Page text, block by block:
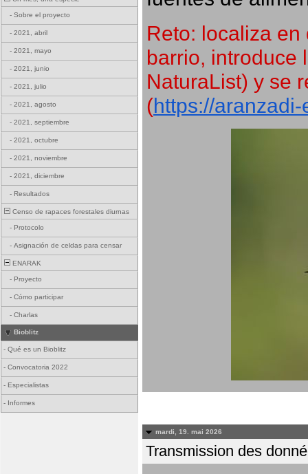
- Sobre el proyecto
- 2021, abril
- 2021, mayo
- 2021, junio
- 2021, julio
- 2021, agosto
- 2021, septiembre
- 2021, octubre
- 2021, noviembre
- 2021, diciembre
- Resultados
Censo de rapaces forestales diurnas
- Protocolo
- Asignación de celdas para censar
ENARAK
- Proyecto
- Cómo participar
- Charlas
Bioblitz
- Qué es un Bioblitz
- Convocatoria 2022
- Especialistas
- Informes
Reto: localiza
barrio, introduce
NaturaList) y se
(https://
mardi, 19. mai 2026
Transmission des